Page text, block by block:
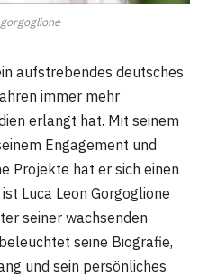
aufstrebendes deutsches
immer mehr
erlangt hat. Mit seinem
Engagement und
Projekte hat er sich einen
Luca Leon Gorgoglione
seiner wachsenden
seine Biografie,
und sein persönliches